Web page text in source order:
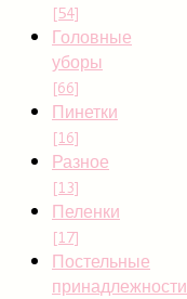
[54]
Головные
уборы
[66]
Пинетки
[16]
Разное
[13]
Пеленки
[17]
Постельные
принадлежности